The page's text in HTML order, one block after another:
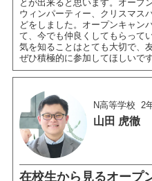
とが出来ると思います。オープ
ウィンパーティー、クリスマス
どをしました。オープンキャン
て、今でも仲良くしてもらって
気を知ることはとても大切で、
ぜひ積極的に参加してほしいです
N高等学校 2
山田 虎徹
在校生から見るオープ